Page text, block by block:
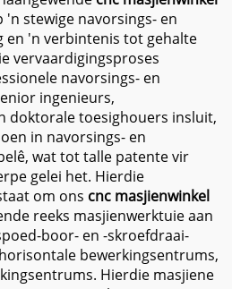
'n stewige navorsings- en
en 'n verbintenis tot gehalte
vervaardigingsproses
navorsings- en
ingenieurs,
doktorale toesighouers insluit,
in navorsings- en
wat tot talle patente vir
gelei het. Hierdie
om ons cnc masjienwinkel
reeks masjienwerktuie aan
boor- en -skroefdraai-
bewerkingsentrums,
Hierdie masjiene